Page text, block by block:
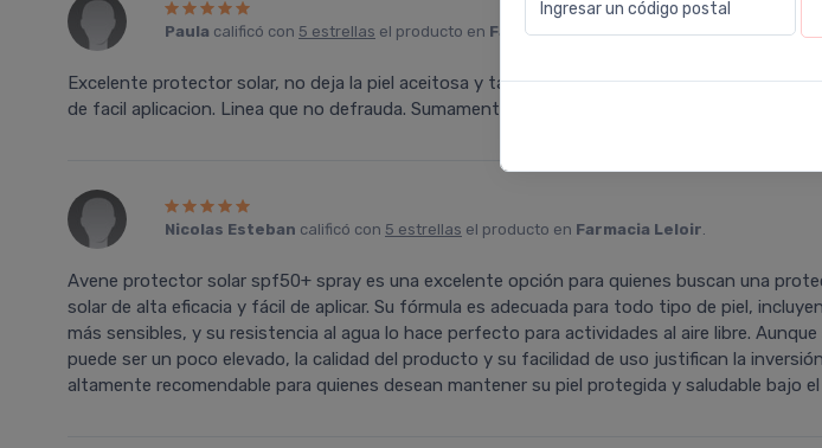
Ingresar un código postal
Paula calificó con 5 estrellas el producto en Farmacia Leloir.
Excelente protector solar, no deja la piel aceitosa y tampoco mancha las prendas, de
de facil aplicacion. Linea que no defrauda. Sumamente recomendable.
Nicolas Esteban calificó con 5 estrellas el producto en Farmacia Leloir.
Avene protector solar spf50+ spray es una excelente opción para quienes buscan una
solar de alta eficacia y fácil de aplicar. Su fórmula es adecuada para todo tipo de piel,
más sensibles, y su resistencia al agua lo hace perfecto para actividades al aire libre. Aunque
puede ser un poco elevado, la calidad del producto y su facilidad de uso justifican la
altamente recomendable para quienes desean mantener su piel protegida y saludable bajo el